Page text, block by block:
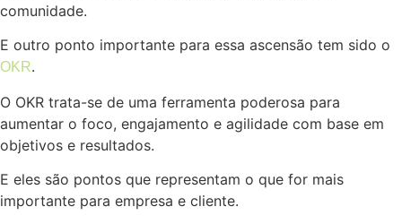
comunidade.
E outro ponto importante para essa ascensão tem sido o
OKR.
O OKR trata-se de uma ferramenta poderosa para
aumentar o foco, engajamento e agilidade com base em
objetivos e resultados.
E eles são pontos que representam o que for mais
importante para empresa e cliente.